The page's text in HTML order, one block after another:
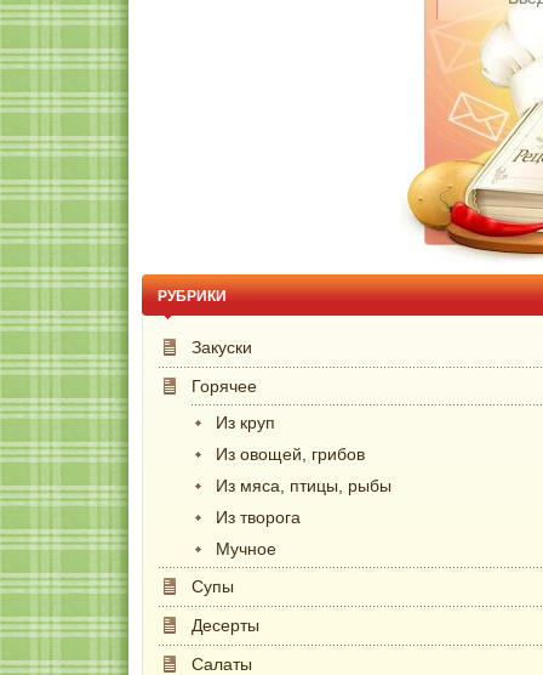
РУБРИКИ
Закуски
Горячее
Из круп
Из овощей, грибов
Из мяса, птицы, рыбы
Из творога
Мучное
Супы
Десерты
Салаты